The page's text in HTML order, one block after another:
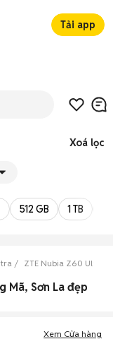
Tải app
Xoá lọc
512 GB 1 TB
ZTE Nubia Z60 Ultra
Mã, Sơn La đẹp
Xem Cửa hàng